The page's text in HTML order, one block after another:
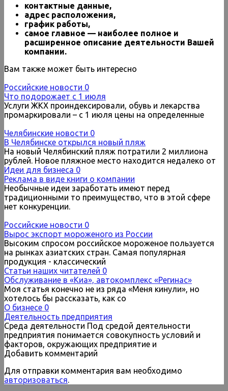
контактные данные,
адрес расположения,
график работы,
самое главное — наиболее полное и
расширенное описание деятельности Вашей
компании.
Вам также может быть интересно
Российские новости 0
Что подорожает с 1 июля
Услуги ЖКХ проиндексировали, обувь и лекарства
промаркировали – с 1 июля цены на определенные
Челябинские новости 0
В Челябинске открылся новый пляж
На новый Челябинский пляж потратили 2 миллиона
рублей. Новое пляжное место находится недалеко от
Идеи для бизнеса 0
Реклама в виде книги о компании
Необычные идеи заработать имеют перед
традиционными то преимущество, что в этой сфере
нет конкуренции.
Российские новости 0
Вырос экспорт мороженого из России
Высоким спросом российское мороженое пользуется
на рынках азиатских стран. Самая популярная
продукция - классический
Статьи наших читателей 0
Обслуживание в «Киа», автокомплекс «Регинас»
Моя статья конечно не из ряда «Меня кинули», но
хотелось бы рассказать, как со
О бизнесе 0
Деятельность предприятия
Среда деятельности Под средой деятельности
предприятия понимается совокупность условий и
факторов, окружающих предприятие и
Добавить комментарий
Для отправки комментария вам необходимо
авторизоваться.